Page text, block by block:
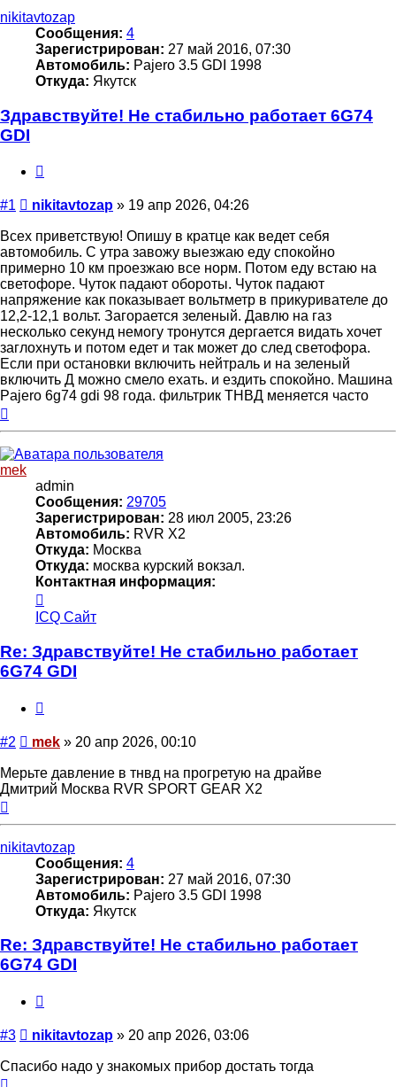
nikitavtozap
Сообщения: 4
Зарегистрирован: 27 май 2016, 07:30
Автомобиль: Pajero 3.5 GDI 1998
Откуда: Якутск
Здравствуйте! Не стабильно работает 6G74
GDI
#1 Сообщение
nikitavtozap » 19 апр 2026, 04:26
Всех приветствую! Опишу в кратце как ведет себя
автомобиль. С утра завожу выезжаю еду спокойно
примерно 10 км проезжаю все норм. Потом еду встаю на
светофоре. Чуток падают обороты. Чуток падают
напряжение как показывает вольтметр в прикуривателе до
12,2-12,1 вольт. Загорается зеленый. Давлю на газ
несколько секунд немогу тронутся дергается видать хочет
заглохнуть и потом едет и так может до след светофора.
Если при остановки включить нейтраль и на зеленый
включить Д можно смело ехать. и ездить спокойно. Машина
Pajero 6g74 gdi 98 года. фильтрик ТНВД меняется часто
mek
admin
Сообщения: 29705
Зарегистрирован: 28 июл 2005, 23:26
Автомобиль: RVR X2
Откуда: Москва
Откуда: москва курский вокзал.
Контактная информация:
информация
пользователя
ICQ Сайт
Re: Здравствуйте! Не стабильно работает
6G74 GDI
#2 Сообщение
mek » 20 апр 2026, 00:10
Мерьте давление в тнвд на прогретую на драйве
Дмитрий Москва RVR SPORT GEAR X2
nikitavtozap
Сообщения: 4
Зарегистрирован: 27 май 2016, 07:30
Автомобиль: Pajero 3.5 GDI 1998
Откуда: Якутск
Re: Здравствуйте! Не стабильно работает
6G74 GDI
#3 Сообщение
nikitavtozap » 20 апр 2026, 03:06
Спасибо надо у знакомых прибор достать тогда